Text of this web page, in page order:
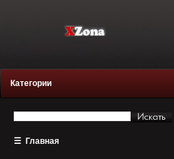
Категории
☰ Главная